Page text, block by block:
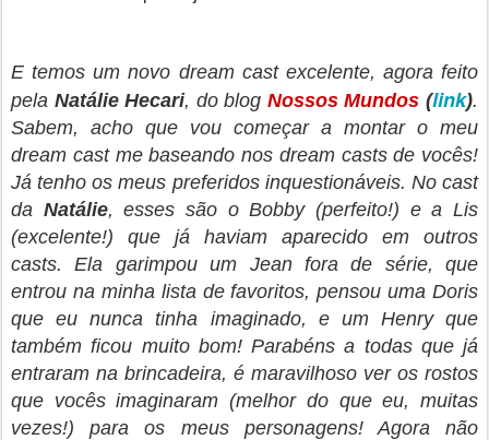
E temos um novo dream cast excelente, agora feito
pela Natálie Hecari, do blog Nossos Mundos (link).
Sabem, acho que vou começar a montar o meu
dream cast me baseando nos dream casts de vocês!
Já tenho os meus preferidos inquestionáveis. No cast
da Natálie, esses são o Bobby (perfeito!) e a Lis
(excelente!) que já haviam aparecido em outros
casts. Ela garimpou um Jean fora de série, que
entrou na minha lista de favoritos, pensou uma Doris
que eu nunca tinha imaginado, e um Henry que
também ficou muito bom! Parabéns a todas que já
entraram na brincadeira, é maravilhoso ver os rostos
que vocês imaginaram (melhor do que eu, muitas
vezes!) para os meus personagens! Agora não